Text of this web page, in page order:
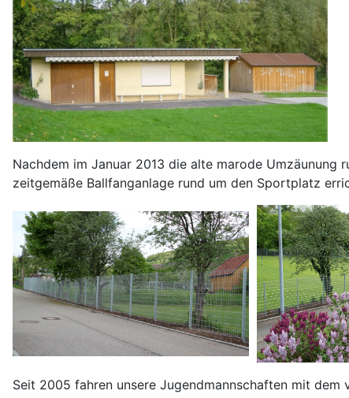
Nachdem im Januar 2013 die alte marode
zeitgemäße Ballfanganlage rund um den Sportplatz
Seit 2005 fahren unsere Jugendmannschaften mit dem